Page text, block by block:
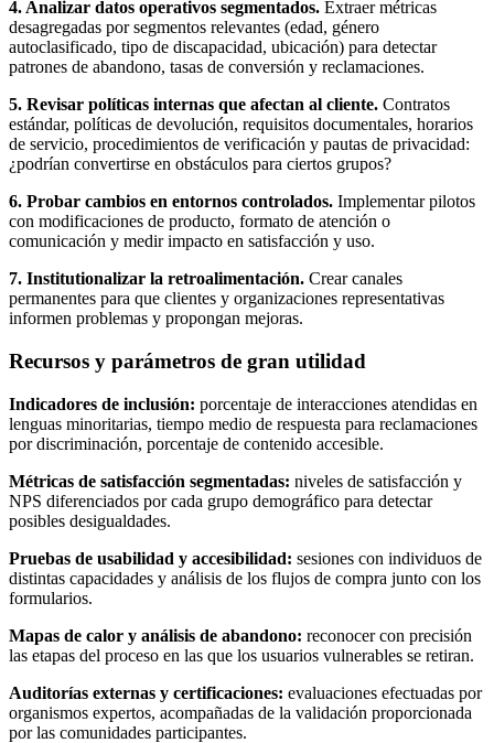
4. Analizar datos operativos segmentados. Extraer métricas
desagregadas por segmentos relevantes (edad, género
autoclasificado, tipo de discapacidad, ubicación) para detectar
patrones de abandono, tasas de conversión y reclamaciones.
5. Revisar políticas internas que afectan al cliente. Contratos
estándar, políticas de devolución, requisitos documentales, horarios
de servicio, procedimientos de verificación y pautas de privacidad:
¿podrían convertirse en obstáculos para ciertos grupos?
6. Probar cambios en entornos controlados. Implementar pilotos
con modificaciones de producto, formato de atención o
comunicación y medir impacto en satisfacción y uso.
7. Institutionalizar la retroalimentación. Crear canales
permanentes para que clientes y organizaciones representativas
informen problemas y propongan mejoras.
Recursos y parámetros de gran utilidad
Indicadores de inclusión: porcentaje de interacciones atendidas en
lenguas minoritarias, tiempo medio de respuesta para reclamaciones
por discriminación, porcentaje de contenido accesible.
Métricas de satisfacción segmentadas: niveles de satisfacción y
NPS diferenciados por cada grupo demográfico para detectar
posibles desigualdades.
Pruebas de usabilidad y accesibilidad: sesiones con individuos de
distintas capacidades y análisis de los flujos de compra junto con los
formularios.
Mapas de calor y análisis de abandono: reconocer con precisión
las etapas del proceso en las que los usuarios vulnerables se retiran.
Auditorías externas y certificaciones: evaluaciones efectuadas por
organismos expertos, acompañadas de la validación proporcionada
por las comunidades participantes.